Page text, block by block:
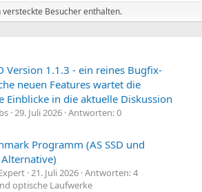
Besucher enthalten.
Version 1.1.3 - ein reines Bugfix-
neuen Features wartet die
Einblicke in die aktuelle Diskussion
29. Juli 2026 Antworten: 0
Programm (AS SSD und
21. Juli 2026 Antworten: 4
optische Laufwerke